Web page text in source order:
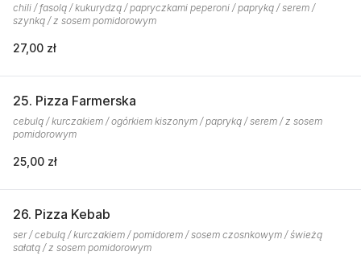
chili / fasolą / kukurydzą / papryczkami peperoni / papryką / serem /
szynką / z sosem pomidorowym
27,00 zł
25. Pizza Farmerska
cebulą / kurczakiem / ogórkiem kiszonym / papryką / serem / z sosem
pomidorowym
25,00 zł
26. Pizza Kebab
ser / cebulą / kurczakiem / pomidorem / sosem czosnkowym / świeżą
sałatą / z sosem pomidorowym